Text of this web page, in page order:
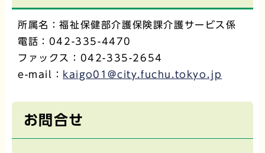
所属名：福祉保健部介護保険課介護サービス係
電話：042-335-4470
ファックス：042-335-2654
e-mail：
kaigo01@city.fuchu.tokyo.jp
お問合せ